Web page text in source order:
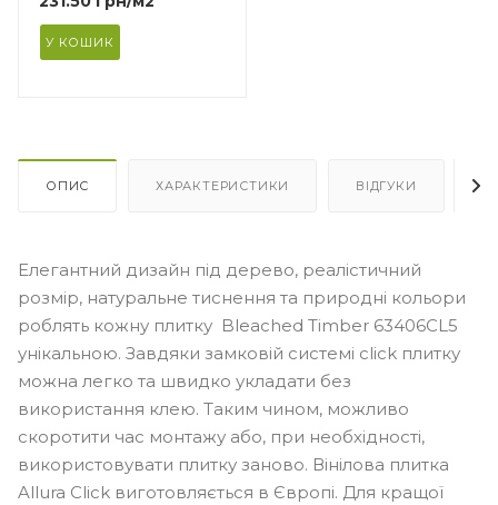
У КОШИК
ОПИС ХАРАКТЕРИСТИКИ ВІДГУКИ
Елегантний дизайн під дерево, реалістичний
розмір, натуральне тиснення та природні кольори
роблять кожну плитку Bleached Timber 63406CL5
унікальною. Завдяки замковій системі click плитку
можна легко та швидко укладати без
використання клею. Таким чином, можливо
скоротити час монтажу або, при необхідності,
використовувати плитку заново. Вінілова плитка
Allura Click виготовляється в Європі. Для кращої